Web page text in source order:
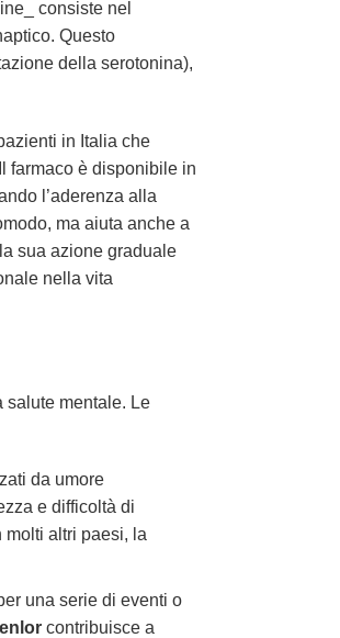
consiste nel
Questo
della serotonina),
in Italia che
farmaco è disponibile in
l’aderenza alla
ma aiuta anche a
sua azione graduale
nella vita
salute mentale. Le
da umore
e difficoltà di
molti altri paesi, la
una serie di eventi o
contribuisce a